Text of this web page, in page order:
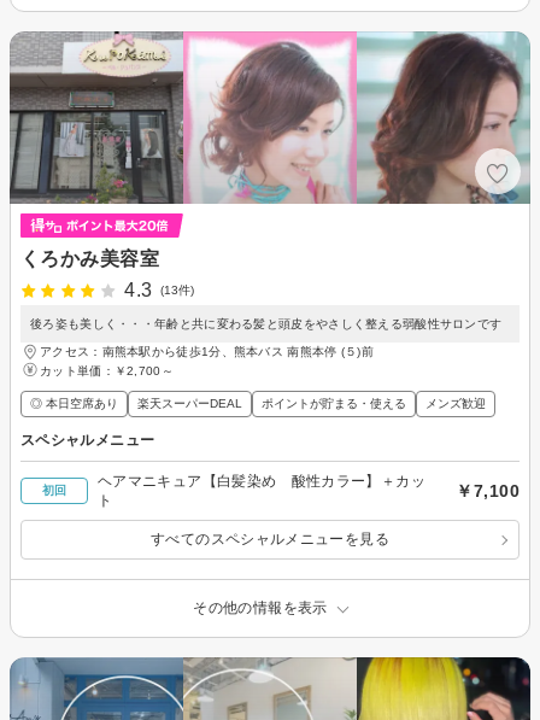
くろかみ美容室
4.3
(13件)
後ろ姿も美しく・・・年齢と共に変わる髪と頭皮をやさしく整える弱酸性サロンです
アクセス：南熊本駅から徒歩1分、熊本バス 南熊本停 (５)前
カット単価： ￥2,700～
◎ 本日空席あり 楽天スーパーDEAL ポイントが貯まる・使える メンズ歓迎
スペシャルメニュー
初回
ヘアマニキュア【白髪染め 酸性カラー】＋カッ
ト
￥7,100
すべてのスペシャルメニューを見る
その他の情報を表示